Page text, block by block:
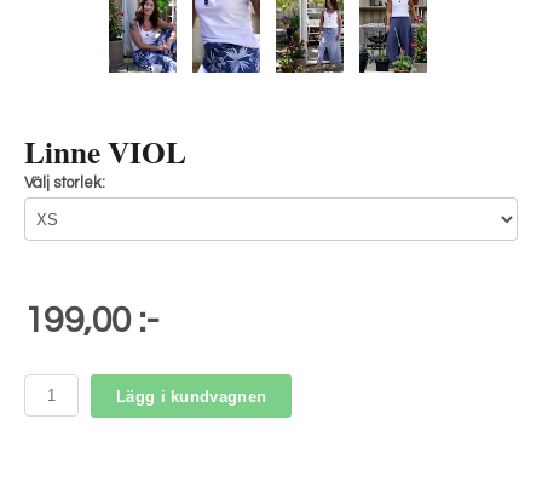
Linne VIOL
Välj storlek:
199,00 :-
Lägg i kundvagnen